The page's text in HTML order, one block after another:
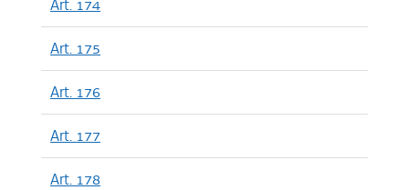
Art. 174
Art. 175
Art. 176
Art. 177
Art. 178